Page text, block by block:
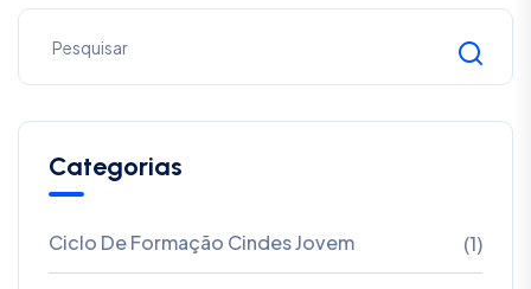
Categorias
Ciclo De Formação Cindes Jovem (1)